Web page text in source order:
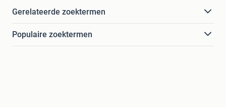
Gerelateerde zoektermen
Populaire zoektermen